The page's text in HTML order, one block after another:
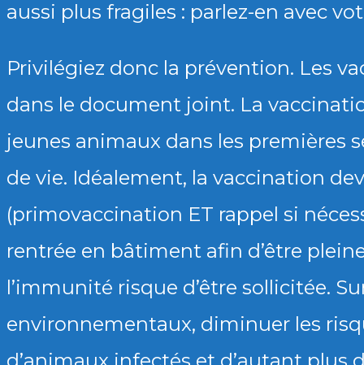
aussi plus fragiles : parlez-en avec
Privilégiez donc la prévention. Les
dans le document joint. La
jeunes animaux dans les premières
de vie. Idéalement, la vaccination
(primovaccination ET rappel si
rentrée en bâtiment afin d’être
l’immunité risque d’être sollicitée.
environnementaux, diminuer les